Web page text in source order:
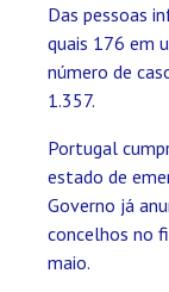
Das pessoas
quais 176 em
número de
1.357.
Portugal
estado de
Governo já
concelhos no
maio.